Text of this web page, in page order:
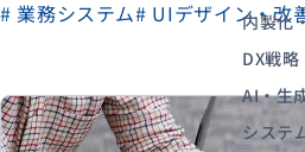
資料ダウンロード
# 業務システム# UIデザイン・改
内製化
DX戦
AI・生
システ